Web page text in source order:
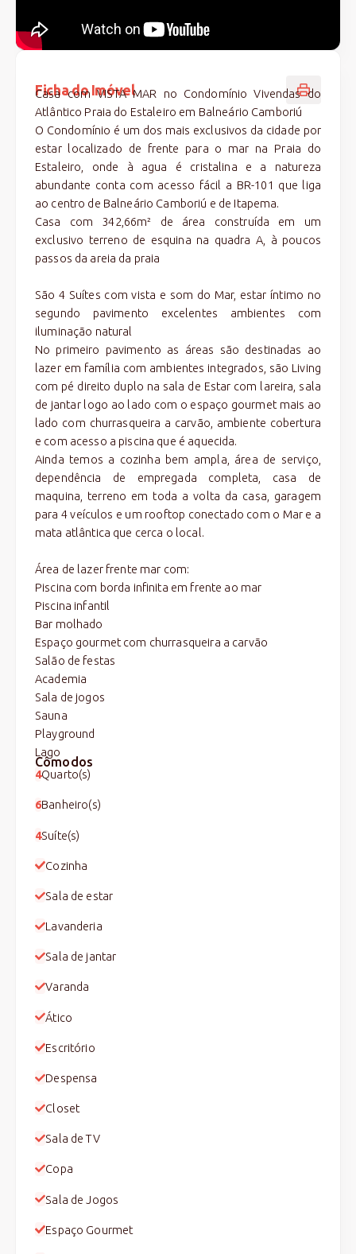
Ficha do Imóvel
Casa com VISTA MAR no Condomínio Vivendas do
Atlântico Praia do Estaleiro em Balneário Camboriú
O Condomínio é um dos mais exclusivos da cidade por
estar localizado de frente para o mar na Praia do
Estaleiro, onde à agua é cristalina e a natureza
abundante conta com acesso fácil a BR-101 que liga
ao centro de Balneário Camboriú e de Itapema.
Casa com 342,66m² de área construída em um
exclusivo terreno de esquina na quadra A, à poucos
passos da areia da praia
São 4 Suítes com vista e som do Mar, estar íntimo no
segundo pavimento excelentes ambientes com
iluminação natural
No primeiro pavimento as áreas são destinadas ao
lazer em família com ambientes integrados, são Living
com pé direito duplo na sala de Estar com lareira, sala
de jantar logo ao lado com o espaço gourmet mais ao
lado com churrasqueira a carvão, ambiente cobertura
e com acesso a piscina que é aquecida.
Ainda temos a cozinha bem ampla, área de serviço,
dependência de empregada completa, casa de
maquina, terreno em toda a volta da casa, garagem
para 4 veículos e um rooftop conectado com o Mar e a
mata atlântica que cerca o local.
Área de lazer frente mar com:
Piscina com borda infinita em frente ao mar
Piscina infantil
Bar molhado
Espaço gourmet com churrasqueira a carvão
Salão de festas
Academia
Sala de jogos
Sauna
Playground
Lago
Cômodos
4Quarto(s)
6Banheiro(s)
4Suíte(s)
Cozinha
Sala de estar
Lavanderia
Sala de jantar
Varanda
Ático
Escritório
Despensa
Closet
Sala de TV
Copa
Sala de Jogos
Espaço Gourmet